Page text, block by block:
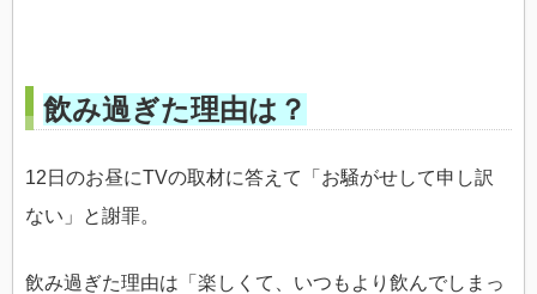
飲み過ぎた理由は？
12日のお昼にTVの取材に答えて「お騒がせして申し訳
ない」と謝罪。
飲み過ぎた理由は「楽しくて、いつもより飲んでしまっ